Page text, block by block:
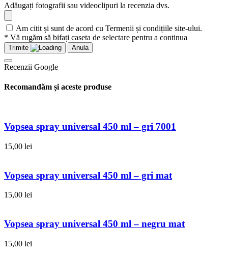
Adăugați fotografii sau videoclipuri la recenzia dvs.
Am citit și sunt de acord cu Termenii și condițiile site-ului.
* Vă rugăm să bifați caseta de selectare pentru a continua
Trimite Anula
Recenzii Google
Recomandăm și aceste produse
Vopsea spray universal 450 ml – gri 7001
15,00 lei
Vopsea spray universal 450 ml – gri mat
15,00 lei
Vopsea spray universal 450 ml – negru mat
15,00 lei